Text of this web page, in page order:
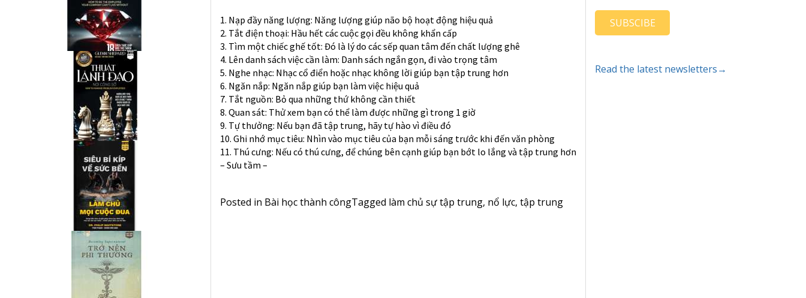
1. Nạp đầy năng lượng: Năng lượng giúp não bộ hoạt động hiệu quả
2. Tắt điện thoại: Hầu hết các cuộc gọi đều không khẩn cấp
3. Tìm một chiếc ghế tốt: Đó là lý do các sếp quan tâm đến chất lượng ghê
4. Lên danh sách việc cần làm: Danh sách ngắn gọn, đi vào trọng tâm
5. Nghe nhạc: Nhạc cổ điển hoặc nhạc không lời giúp bạn tập trung hơn
6. Ngăn nắp: Ngăn nắp giúp bạn làm việc hiệu quả
7. Tắt nguồn: Bỏ qua những thứ không cần thiết
8. Quan sát: Thử xem bạn có thể làm được những gì trong 1 giờ
9. Tự thưởng: Nếu bạn đã tập trung, hãy tự hào vì điều đó
10. Ghi nhớ mục tiêu: Nhìn vào mục tiêu của bạn mỗi sáng trước khi đến văn phòng
11. Thú cưng: Nếu có thú cưng, để chúng bên cạnh giúp bạn bớt lo lắng và tập trung hơn
– Sưu tầm –
Posted in Bài học thành côngTagged làm chủ sự tập trung, nổ lực, tập trung
SUBSCIBE
Read the latest newsletters→